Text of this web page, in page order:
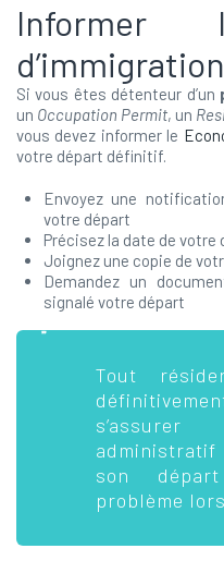
Informer
d’immigration
Si vous êtes détenteur d’un
un Occupation Permit, un
vous devez informer le
votre départ définitif.
Envoyez une
votre départ
Précisez la date de
Joignez une copie de
Demandez un
signalé votre départ
Tout
son
problème